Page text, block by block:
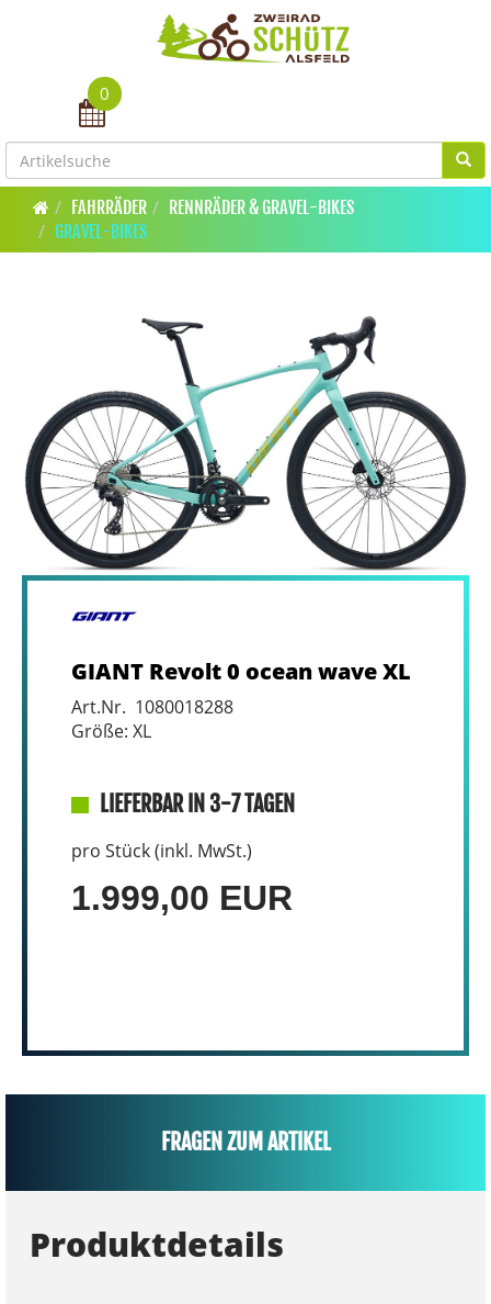
Toggle navigation
0
FAHRRÄDER
RENNRÄDER & GRAVEL-BIKES
GRAVEL-BIKES
GIANT Revolt 0 ocean wave XL
Art.Nr. 1080018288
Größe: XL
LIEFERBAR IN 3-7 TAGEN
pro Stück (inkl. MwSt.)
1.999,00 EUR
FRAGEN ZUM ARTIKEL
Produktdetails